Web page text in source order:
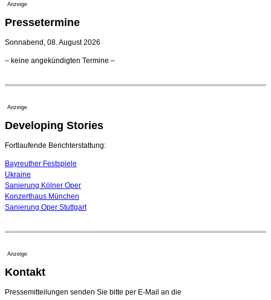
Kammerorchester Heilbronn: Chefdirigent Risto Joost
verlängert bis 2030
Ensemblemitglieder
Dirigent Nicolás Pasquet mit Würth-Preis der
Jeunesses Musicales ausgezeichnet
07. August 2026 - 13:20 Uhr
Anzeige
Pressetermine
Sonnabend, 08. August 2026
– keine angekündigten Termine –
Anzeige
Developing Stories
Fortlaufende Berichterstattung:
Bayreuther Festspiele
Ukraine
Sanierung Kölner Oper
Konzerthaus München
Sanierung Oper Stuttgart
Anzeige
Kontakt
Pressemitteilungen senden Sie bitte per E-Mail an die